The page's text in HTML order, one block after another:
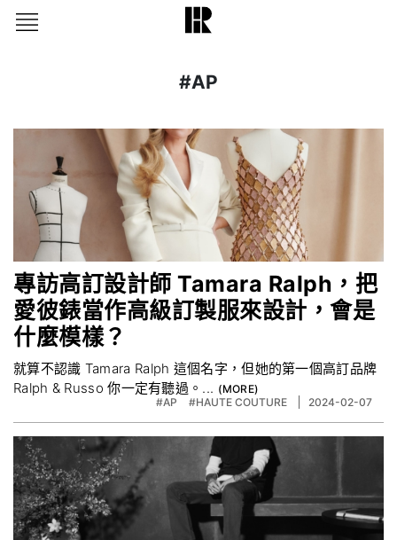
#AP
專訪高訂設計師 Tamara Ralph，把
愛彼錶當作高級訂製服來設計，會是
什麼模樣？
就算不認識 Tamara Ralph 這個名字，但她的第一個高訂品牌
Ralph & Russo 你一定有聽過。...
#AP #HAUTE COUTURE 2024-02-07